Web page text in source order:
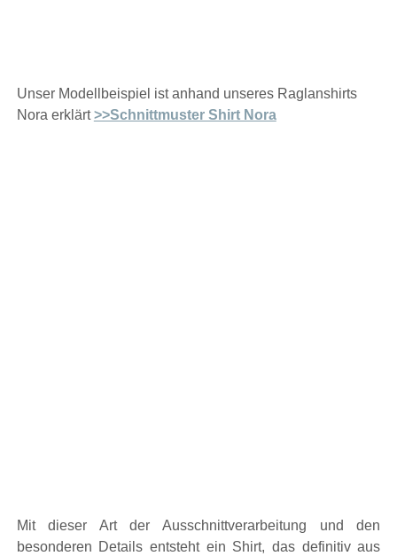
Unser Modellbeispiel ist anhand unseres Raglanshirts
Nora erklärt>>Schnittmuster Shirt Nora
Mit dieser Art der Ausschnittverarbeitung und den
besonderen Details entsteht ein Shirt, das definitiv aus